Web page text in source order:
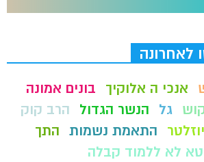
לאחרונה
אנכי ה אלוקיך
בונים אמונה
גל הנשר הגדול
הרב קוק
התאמת נשמות התך
לא ללמוד קבלה